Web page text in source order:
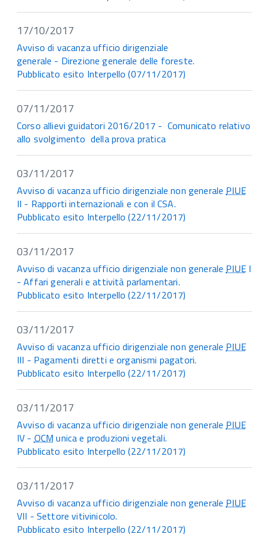
17/10/2017
Avviso di vacanza ufficio dirigenziale
generale - Direzione generale delle foreste.
Pubblicato esito Interpello (07/11/2017)
07/11/2017
Corso allievi guidatori 2016/2017 - Comunicato relativo
allo svolgimento della prova pratica
03/11/2017
Avviso di vacanza ufficio dirigenziale non generale PIUE
II - Rapporti internazionali e con il CSA.
Pubblicato esito Interpello (22/11/2017)
03/11/2017
Avviso di vacanza ufficio dirigenziale non generale PIUEI
- Affari generali e attività parlamentari.
Pubblicato esito Interpello (22/11/2017)
03/11/2017
Avviso di vacanza ufficio dirigenziale non generale PIUE
III - Pagamenti diretti e organismi pagatori.
Pubblicato esito Interpello (22/11/2017)
03/11/2017
Avviso di vacanza ufficio dirigenziale non generale PIUE
IV - OCM unica e produzioni vegetali.
Pubblicato esito Interpello (22/11/2017)
03/11/2017
Avviso di vacanza ufficio dirigenziale non generale PIUE
VII - Settore vitivinicolo.
Pubblicato esito Interpello (22/11/2017)